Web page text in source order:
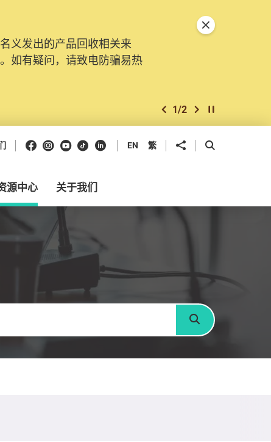
义发出的产品回收相关来
如有疑问，请致电防骗易热
。由2025年11月10日起，
诉、查询及建议。所有提交
上一个
2/2 下一个开始/暂停幻灯
关闭特別通告
Facebook
Instagram
Youtube
抖音领英 EN 繁 分享到 开启搜寻框
源中心 关于我们
搜寻